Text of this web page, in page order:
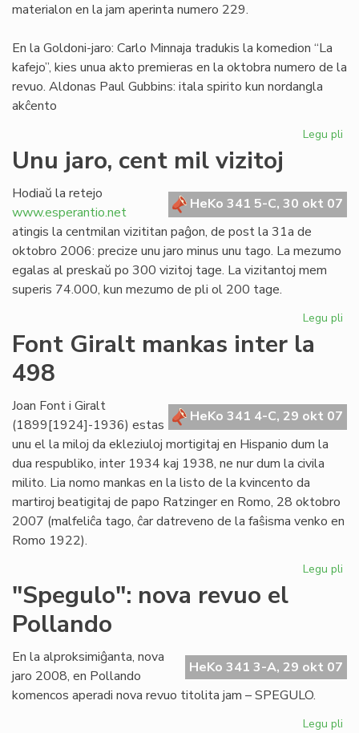
materialon en la jam aperinta numero 229.
En la Goldoni-jaro: Carlo Minnaja tradukis la komedion “La
kafejo”, kies unua akto premieras en la oktobra numero de la
revuo. Aldonas Paul Gubbins: itala spirito kun nordangla
akĉento
Legu pli
Unu jaro, cent mil vizitoj
HeKo 341 5-C, 30 okt 07
Hodiaŭ la retejo
www.esperantio.net
atingis la centmilan vizititan paĝon, de post la 31a de
oktobro 2006: precize unu jaro minus unu tago. La mezumo
egalas al preskaŭ po 300 vizitoj tage. La vizitantoj mem
superis 74.000, kun mezumo de pli ol 200 tage.
Legu pli
Font Giralt mankas inter la
498
HeKo 341 4-C, 29 okt 07
Joan Font i Giralt
(1899[1924]-1936) estas
unu el la miloj da ekleziuloj mortigitaj en Hispanio dum la
dua respubliko, inter 1934 kaj 1938, ne nur dum la civila
milito. Lia nomo mankas en la listo de la kvincento da
martiroj beatigitaj de papo Ratzinger en Romo, 28 oktobro
2007 (malfeliĉa tago, ĉar datreveno de la faŝisma venko en
Romo 1922).
Legu pli
la
"Spegulo": nova revuo el
Pollando
HeKo 341 3-A, 29 okt 07
En la alproksimiĝanta, nova
jaro 2008, en Pollando
komencos aperadi nova revuo titolita jam – SPEGULO.
Legu pli